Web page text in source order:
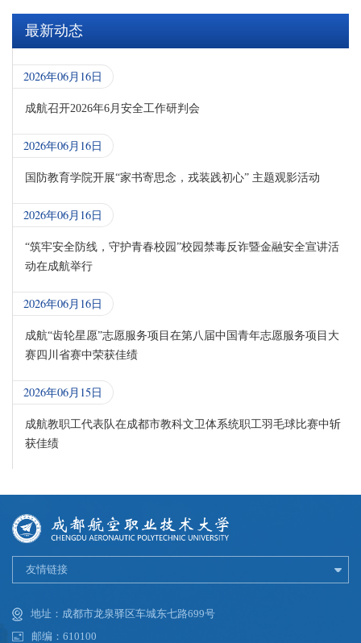
最新动态
2026年06月16日
成航召开2026年6月安全工作研判会
2026年06月16日
国防教育学院开展“家书寄思念，戎装践初心” 主题观影活动
2026年06月16日
“筑牢安全防线，守护青春校园”校园禁毒反诈暨金融安全宣讲活
动在成航举行
2026年06月16日
成航“齿轮星愿”志愿服务项目在第八届中国青年志愿服务项目大
赛四川省赛中荣获佳绩
2026年06月15日
成航教职工代表队在成都市教科文卫体系统职工羽毛球比赛中斩
获佳绩
友情链接
地址：成都市龙泉驿区车城东七路699号
邮编：610100